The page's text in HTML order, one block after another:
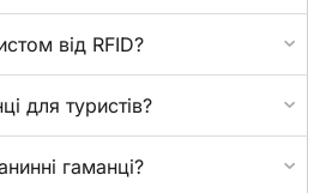
від RFID?
для туристів?
гаманці?